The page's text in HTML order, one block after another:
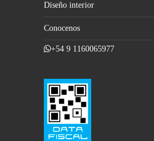
Diseño interior
Conocenos
+54 9 1160065977